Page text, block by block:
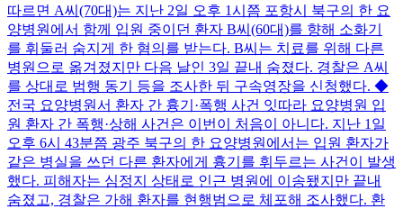
따르면 A씨(70대)는 지난 2일 오후 1시쯤 포항시 북구의 한 요
양병원에서 함께 입원 중이던 환자 B씨(60대)를 향해 소화기
를 휘둘러 숨지게 한 혐의를 받는다. B씨는 치료를 위해 다른
병원으로 옮겨졌지만 다음 날인 3일 끝내 숨졌다. 경찰은 A씨
를 상대로 범행 동기 등을 조사한 뒤 구속영장을 신청했다. ◆
전국 요양병원서 환자 간 흉기·폭행 사건 잇따라 요양병원 입
원 환자 간 폭행·상해 사건은 이번이 처음이 아니다. 지난 1일
오후 6시 43분쯤 광주 북구의 한 요양병원에서는 입원 환자가
같은 병실을 쓰던 다른 환자에게 흉기를 휘두르는 사건이 발생
했다. 피해자는 심정지 상태로 인근 병원에 이송됐지만 끝내
숨졌고, 경찰은 가해 환자를 현행범으로 체포해 조사했다. 환